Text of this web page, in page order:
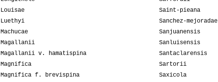
Louisae
Luethyi
Machucae
Magallanii
Magallanii v. hamatispina
Magnifica
Magnifica f. brevispina
Saint-pieana
Sanchez-mejoradae
Sanjuanensis
Sanluisensis
Santaclarensis
Sartorii
Saxicola